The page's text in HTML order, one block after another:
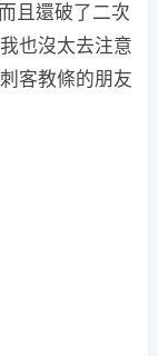
且還破了二次
也沒太去注意
客教條的朋友